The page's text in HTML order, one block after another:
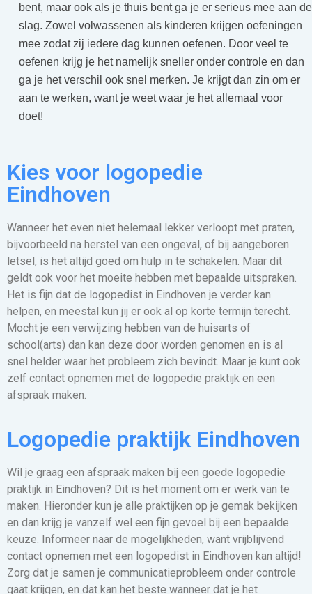
bent, maar ook als je thuis bent ga je er serieus mee aan de
slag. Zowel volwassenen als kinderen krijgen oefeningen
mee zodat zij iedere dag kunnen oefenen. Door veel te
oefenen krijg je het namelijk sneller onder controle en dan
ga je het verschil ook snel merken. Je krijgt dan zin om er
aan te werken, want je weet waar je het allemaal voor
doet!
Kies voor logopedie
Eindhoven
Wanneer het even niet helemaal lekker verloopt met praten,
bijvoorbeeld na herstel van een ongeval, of bij aangeboren
letsel, is het altijd goed om hulp in te schakelen. Maar dit
geldt ook voor het moeite hebben met bepaalde uitspraken.
Het is fijn dat de logopedist in Eindhoven je verder kan
helpen, en meestal kun jij er ook al op korte termijn terecht.
Mocht je een verwijzing hebben van de huisarts of
school(arts) dan kan deze door worden genomen en is al
snel helder waar het probleem zich bevindt. Maar je kunt ook
zelf contact opnemen met de logopedie praktijk en een
afspraak maken.
Logopedie praktijk Eindhoven
Wil je graag een afspraak maken bij een goede logopedie
praktijk in Eindhoven? Dit is het moment om er werk van te
maken. Hieronder kun je alle praktijken op je gemak bekijken
en dan krijg je vanzelf wel een fijn gevoel bij een bepaalde
keuze. Informeer naar de mogelijkheden, want vrijblijvend
contact opnemen met een logopedist in Eindhoven kan altijd!
Zorg dat je samen je communicatieprobleem onder controle
gaat krijgen, en dat kan het beste wanneer dat je het